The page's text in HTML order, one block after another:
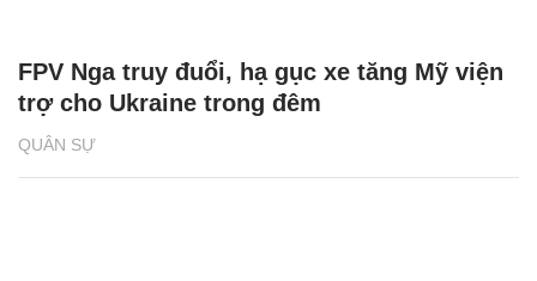
QUÂN SỰ
FPV Nga truy đuổi, hạ gục xe tăng Mỹ viện
trợ cho Ukraine trong đêm